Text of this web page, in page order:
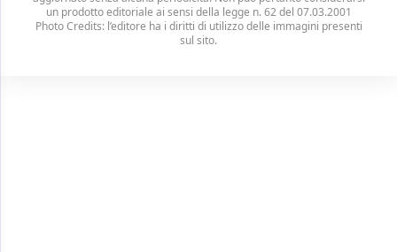
un prodotto editoriale ai sensi della legge n. 62 del 07.03.2001
Photo Credits: l’editore ha i diritti di utilizzo delle immagini presenti
sul sito.